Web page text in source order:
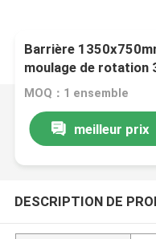
Barrière
moulage de rotation
MOQ：1 ensemble
meilleur prix
DESCRIPTION DE